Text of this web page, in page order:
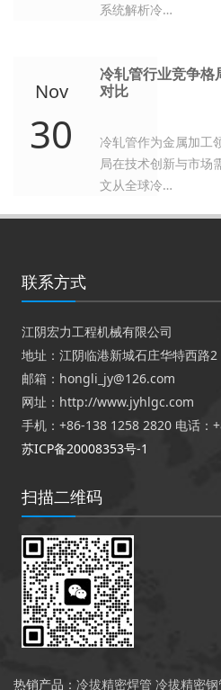
系统解析冷…
Nov
30
冷轧管行业竞争格
对比
冷轧管作为金属加工
局在技术创新与市场
文从全球冷…
联系方式
江阴宏力工程机械有限公司
地址：江阴临港新城石庄华特西路2
邮箱：hongli_jy@126.com
网址：http://www.jyhlgc.com
手机：+86-138 1258 2820 电话：
苏ICP备20008353号-1
扫描二维码
热销产品： 冷拔精密焊管 冷拔精密钢